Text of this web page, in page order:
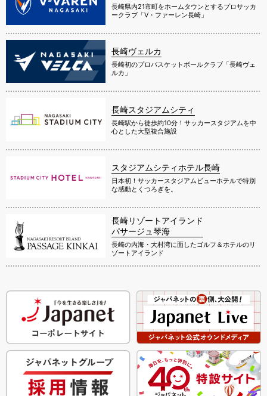
長崎県内21市町をホームタウンとするプロサッカ
ークラブ「V・ファーレン長崎」
長崎ヴェルカ
長崎初のプロバスケットボールクラブ「長崎ヴェ
ルカ」
長崎スタジアムシティ
長崎駅から徒歩約10分！サッカースタジアムを中
心とした大型複合施設
スタジアムシティホテル長崎
日本初！サッカースタジアムビューホテルで特別
な感動とくつろぎを。
長崎リゾートアイランド
パサージュ琴海
長崎の内海・大村湾に面したゴルフ＆ホテルのリ
ゾートアイランド